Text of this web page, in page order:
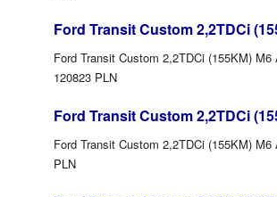
Ford Transit Custom 2,2TDCi
Ford Transit Custom 2,2TDCi (155KM)
120823 PLN
Ford Transit Custom 2,2TDCi
Ford Transit Custom 2,2TDCi (155KM)
PLN